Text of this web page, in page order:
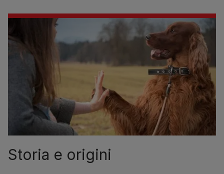
Storia e origini